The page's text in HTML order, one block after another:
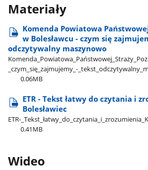
Materiały
Komenda Powiatowa
w Bolesławcu - czym się
odczytywalny maszynowo
_czym​_się​_zajmujemy​_-​
0.06MB
ETR - Tekst łatwy do czytania i
Bolesławiec
ETR-​
0.41MB
Wideo